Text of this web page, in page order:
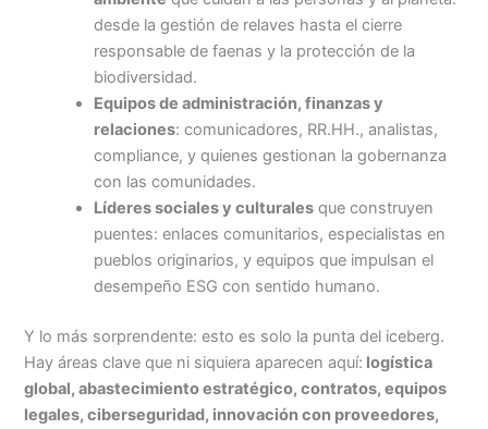
desde la gestión de relaves hasta el cierre
responsable de faenas y la protección de la
biodiversidad.
Equipos de administración, finanzas y
relaciones: comunicadores, RR.HH., analistas,
compliance, y quienes gestionan la gobernanza
con las comunidades.
Líderes sociales y culturales que construyen
puentes: enlaces comunitarios, especialistas en
pueblos originarios, y equipos que impulsan el
desempeño ESG con sentido humano.
Y lo más sorprendente: esto es solo la punta del iceberg.
Hay áreas clave que ni siquiera aparecen aquí: logística
global, abastecimiento estratégico, contratos, equipos
legales, ciberseguridad, innovación con proveedores,